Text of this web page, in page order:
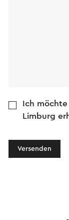
Ich
Limburg
Versenden